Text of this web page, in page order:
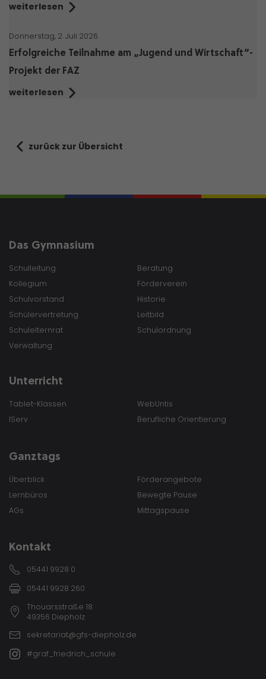
weiterlesen
Donnerstag, 2. Juli 2026
Erfolgreiche Teilnahme am „Jugend und Wirtschaft“-
Projekt der FAZ
weiterlesen
zurück zur Übersicht
Das Gymnasium
Schulleitung
Kollegium
Schulvorstand
Schülervertretung
Schulelternrat
Verwaltung
Beratung
Förderverein
Historie
Leitbild
Schulordnung
Unterricht
Tablet-Klassen
IServ
WebUntis
Berufliche Orientierung
Ganztags
Überblick
Lernbüros
AGs
Förderangebote
Bewegte Pause
Mittagspause
Kontakt
05441 9928 0
05441 9928 260
Thouarsstraße 18
49356 Diepholz
sekretariat@gfs-diepholz.de
#graf_friedrich_schule